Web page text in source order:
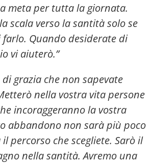
meta per tutta la giornata.
scala verso la santità solo se
Quando desiderate di
vi aiuterò.”
grazia che non sapevate
nella vostra vita persone
incoraggeranno la vostra
abbandono non sarà più poco
percorso che scegliete. Sarò il
nella santità. Avremo una